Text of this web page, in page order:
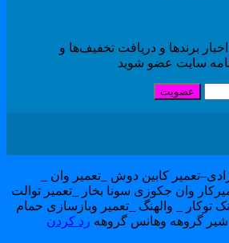
برندها و دریافت تخفیف‌ها و
سایت عضو شوید
عضویت
کابین دوش _تعمیر وان _
وان جکوزی سونا بخار _تعمیر توالت
_ والهنگ _تعمیر وبازسازی حمام
گروهه وهانس گروههرد کردن